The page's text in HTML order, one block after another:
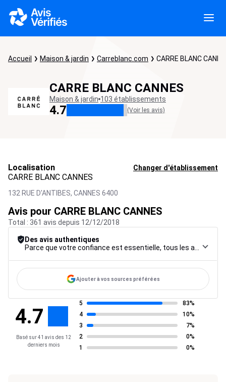
Accueil Maison & jardin Carreblanc.com CARRE BLANC
CARRE BLANC CANNES
Maison & jardin 103 établissements
4.7 (Voir les avis)
Localisation Changer d'établissement
CARRE BLANC CANNES
132 RUE D'ANTIBES, CANNES 6400
Avis pour CARRE BLANC CANNES
Total : 361 avis depuis 12/12/2018
Des avis authentiques
Ajouter à vos sources préférées
4.7
Basé sur 41 avis des 12
derniers mois
5
83%
4
10%
3
7%
2
0%
1
0%